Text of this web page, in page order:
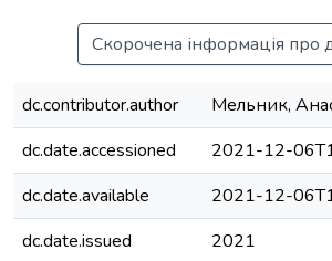
Скорочена інформація про
dc.contributor.author
Мельник,
dc.date.accessioned
2021-12-
dc.date.available
2021-12-
dc.date.issued
2021